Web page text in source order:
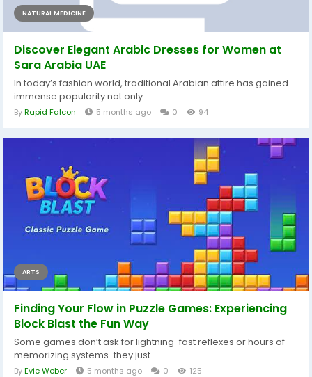
NATURAL MEDICINE
Discover Elegant Arabic Dresses for Women at
Sara Arabia UAE
In today’s fashion world, traditional Arabian attire has gained
immense popularity not only...
ByRapid Falcon 5 months ago 0 94
ARTS
Finding Your Flow in Puzzle Games: Experiencing
Block Blast the Fun Way
Some games don’t ask for lightning-fast reflexes or hours of
memorizing systems-they just...
ByEvie Weber 5 months ago 0 125